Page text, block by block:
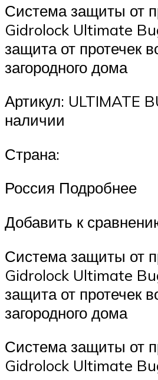
Система защиты от
Gidrolock Ultimate
защита от протечек
загородного дома
Артикул: ULTIMATE
наличии
Страна:
Россия Подробнее
Добавить к
Система защиты от
Gidrolock Ultimate
защита от протечек
загородного дома
Система защиты от
Gidrolock Ultimate